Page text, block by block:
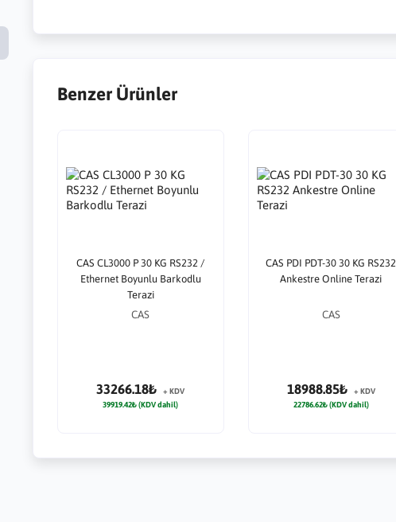
Benzer Ürünler
CAS CL3000 P 30 KG RS232 /
Ethernet Boyunlu Barkodlu
Terazi
CAS
33266.18₺
+ KDV
39919.42₺ (KDV dahil)
CAS PDI PDT-30 30 KG RS232
Ankestre Online Terazi
CAS
18988.85₺
+ KDV
22786.62₺ (KDV dahil)